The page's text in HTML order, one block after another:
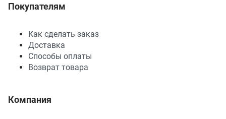
Покупателям
Как сделать заказ
Доставка
Способы оплаты
Возврат товара
Компания